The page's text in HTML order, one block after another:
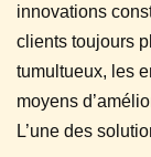
innovations
clients toujours
tumultueux, les
moyens
L’une des